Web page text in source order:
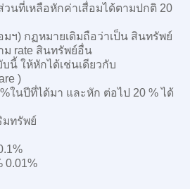
วนที่เหลือหักค่าเสื่อมได้ตามปกติ 20
มฯ) กฏหมายเดิมถือว่าเป็น สินทรัพย์
rate สินทรัพย์อื่น
นี้ ให้หักได้เช่นเดียวกับ
)
ในปีที่ได้มา และหัก ต่อไป 20 % ได้
มทรัพย์
0.01%